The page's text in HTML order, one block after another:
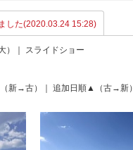
した(2020.03.24 15:28)
）
スライドショー
新→古） 追加日順▲（古→新）